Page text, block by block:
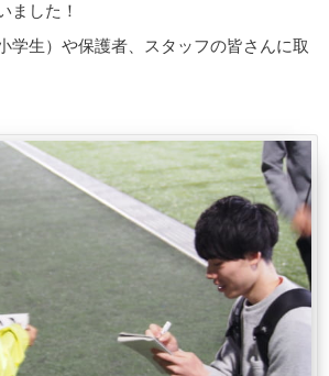
ました！
学生）や保護者、スタッフの皆さんに取